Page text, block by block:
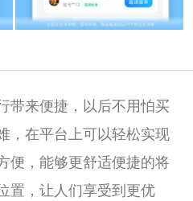
带来便捷，以后不用怕买
，在平台上可以轻松实现
便，能够更舒适便捷的将
置，让人们享受到更优